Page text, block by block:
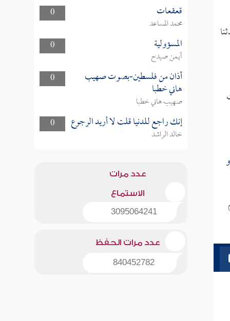
0
قعقعات
محمد المساعد
0
المسؤولية
أيمن صيدح
0
أذان من فلسطين-بصوت صهيب
هاني خطبا
صهيب هاني خطبا
0
إنك راجع للدنيا قلت لا أريد الرجوع
خالد الراشد
عدد مرات
الاستماع
3095064241
عدد مرات الحفظ
840452782